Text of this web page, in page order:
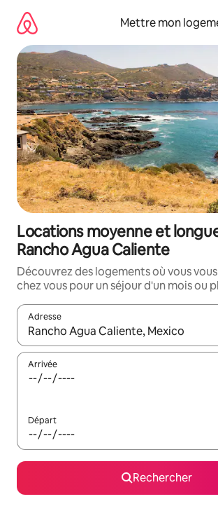
directement
contenu
Mettre mon
Locations moyenne et
Rancho Agua Caliente
Découvrez des logements où vous
chez vous pour un séjour d'un mois ou
Adresse
Lorsque les résultats s'affichent, utilisez
Arrivée
Départ
Rechercher